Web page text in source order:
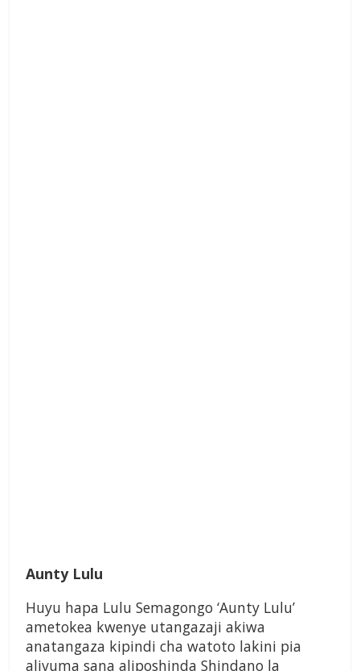
Aunty Lulu
Huyu hapa Lulu Semagongo ‘Aunty Lulu’
ametokea kwenye utangazaji akiwa
anatangaza kipindi cha watoto lakini pia
alivuma sana aliposhinda Shindano la